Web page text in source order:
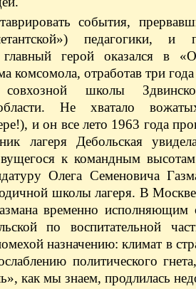
события,
педагогики, и
герой оказался в
комсомола, отработав три
совхозной школы
Не хватало
и он все лето 1963 года
лагеря Дебольская
к командным
Олега Семеновича
школы лагеря. В
временно исполняющим
по воспитательной
назначению: климат в
политического
как мы знаем, продлилась